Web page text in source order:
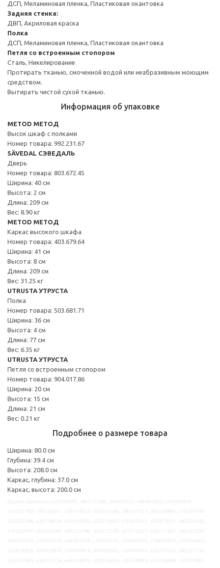
ДСП, Меламиновая пленка, Пластиковая окантовка
Задняя стенка:
ДВП, Акриловая краска
Полка
ДСП, Меламиновая пленка, Пластиковая окантовка
Петля со встроенным стопором
Сталь, Никелирование
Протирать тканью, смоченной водой или неабразивным моющим
средством.
Вытирать чистой сухой тканью.
Информация об упаковке
METOD МЕТОД
Высок шкаф с полками
Номер товара: 992.231.67
SÄVEDAL СЭВЕДАЛЬ
Дверь
Номер товара: 803.672.45
Ширина: 40 см
Высота: 2 см
Длина: 209 см
Вес: 8.90 кг
METOD МЕТОД
Каркас высокого шкафа
Номер товара: 403.679.64
Ширина: 41 см
Высота: 8 см
Длина: 209 см
Вес: 31.25 кг
UTRUSTA УТРУСТА
Полка
Номер товара: 503.681.71
Ширина: 36 см
Высота: 4 см
Длина: 77 см
Вес: 6.35 кг
UTRUSTA УТРУСТА
Петля со встроенным стопором
Номер товара: 904.017.86
Ширина: 20 см
Высота: 15 см
Длина: 21 см
Вес: 0.21 кг
Подробнее о размере товара
Ширина: 80.0 см
Глубина: 39.4 см
Высота: 208.0 см
Каркас, глубина: 37.0 см
Каркас, высота: 200.0 см